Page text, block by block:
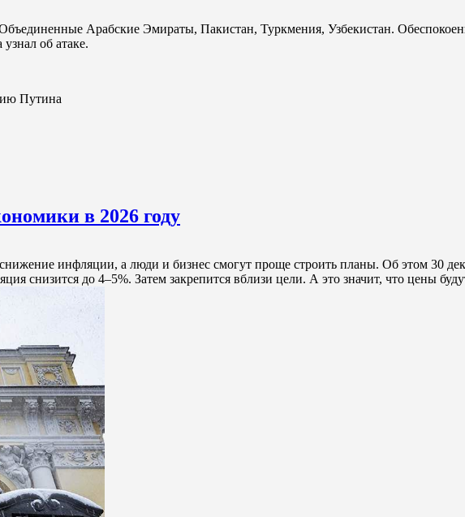
Арабские Эмираты, Пакистан, Туркмения, Узбекистан.
об атаке.
Путина
в 2026 году
инфляции, а люди и бизнес смогут проще строить планы. Об этом 30
снизится до 4–5%. Затем закрепится вблизи цели. А это значит, что цены